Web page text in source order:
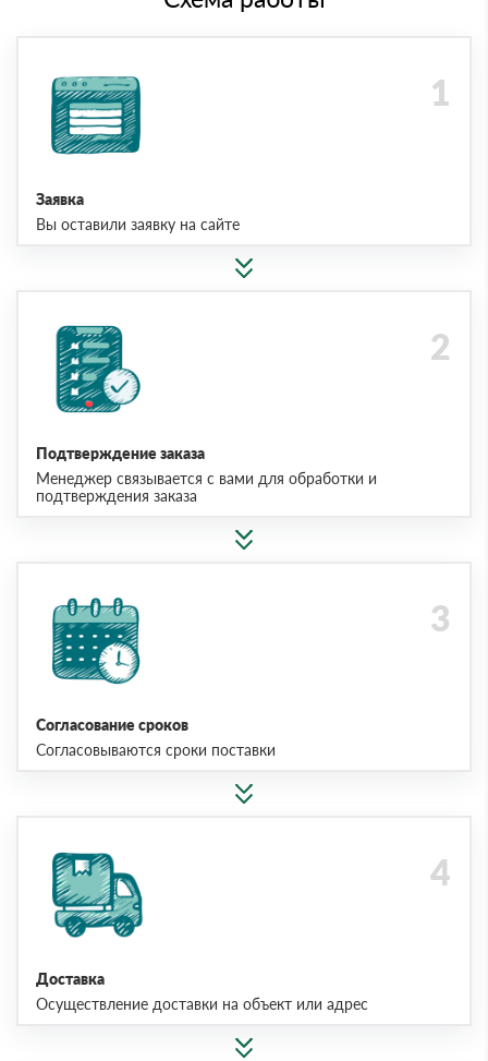
Заявка
Вы оставили заявку на сайте
Подтверждение заказа
Менеджер связывается с вами для обработки и
подтверждения заказа
Согласование сроков
Согласовываются сроки поставки
Доставка
Осуществление доставки на объект или адрес